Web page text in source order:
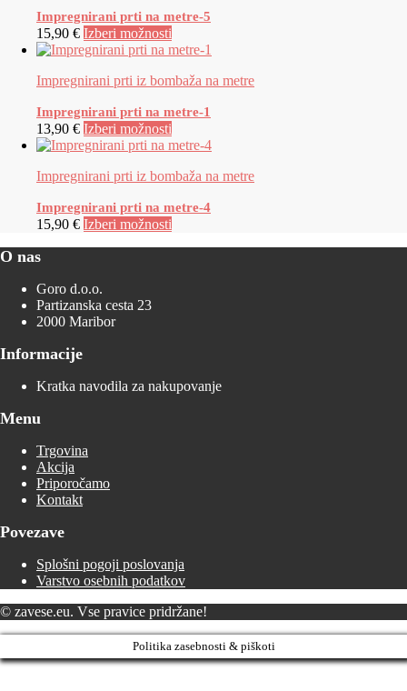
Impregnirani prti na metre-5
15,90 € Izberi možnosti
Impregnirani prti iz bombaža na metre
Impregnirani prti na metre-1
13,90 € Izberi možnosti
Impregnirani prti iz bombaža na metre
Impregnirani prti na metre-4
15,90 € Izberi možnosti
O nas
Goro d.o.o.
Partizanska cesta 23
2000 Maribor
Informacije
Kratka navodila za nakupovanje
Menu
Trgovina
Akcija
Priporočamo
Kontakt
Povezave
Splošni pogoji poslovanja
Varstvo osebnih podatkov
© zavese.eu. Vse pravice pridržane!
Politika zasebnosti & piškoti